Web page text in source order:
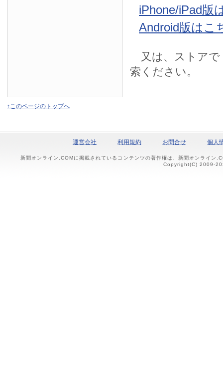
iPhone/iPad版
Android版はこ
又は、ストアで
索ください。
↑このページのトップへ
運営会社 利用規約 お問合せ 個人
新聞オンライン.COMに掲載されているコンテンツの著作権は、新聞オンライン
Copyright(C) 2009-